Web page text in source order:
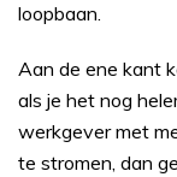
loopbaan.
Aan de ene kant
als je het nog
werkgever met
te stromen, dan